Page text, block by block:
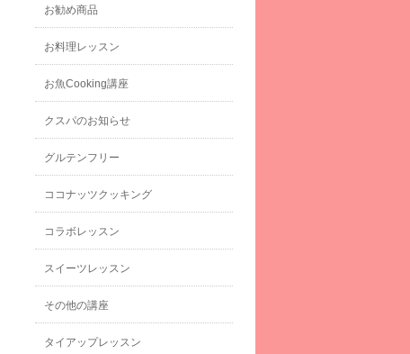
お勧め商品
お料理レッスン
お魚Cooking講座
クスパのお知らせ
グルテンフリー
ココナッツクッキング
コラボレッスン
スイーツレッスン
その他の講座
タイアップレッスン